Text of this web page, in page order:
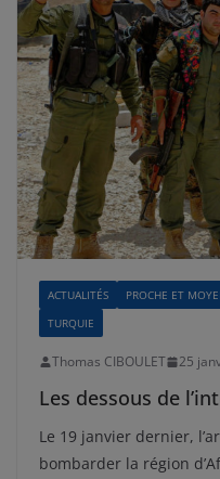
ACTUALITÉS PROCHE ET
TURQUIE
Thomas CIBOULET 25
Les dessous de
Le 19 janvier dernier,
bombarder la région